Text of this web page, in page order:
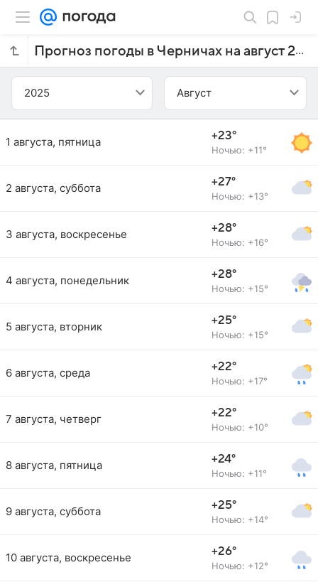
Прогноз погоды в Черничах на август 2025 года
2025 Август
1 августа, пятница +23°
Ночью: +11°
2 августа, суббота +27°
Ночью: +13°
3 августа, воскресенье +28°
Ночью: +16°
4 августа, понедельник +28°
Ночью: +15°
5 августа, вторник +25°
Ночью: +15°
6 августа, среда +22°
Ночью: +17°
7 августа, четверг +22°
Ночью: +10°
8 августа, пятница +24°
Ночью: +11°
9 августа, суббота +25°
Ночью: +14°
10 августа, воскресенье +26°
Ночью: +12°